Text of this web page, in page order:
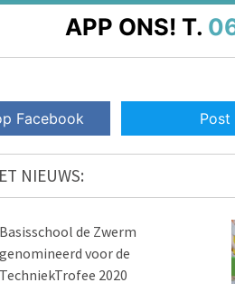
APP ONS! T.
Facebook Post
NIEUWS:
Basisschool de Zwerm
genomineerd voor de
TechniekTrofee 2020